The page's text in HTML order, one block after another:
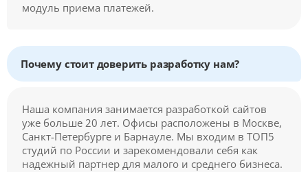
модуль приема платежей.
Почему стоит доверить разработку нам?
Наша компания занимается разработкой сайтов
уже больше 20 лет. Офисы расположены в Москве,
Санкт-Петербурге и Барнауле. Мы входим в ТОП5
студий по России и зарекомендовали себя как
надежный партнер для малого и среднего бизнеса.